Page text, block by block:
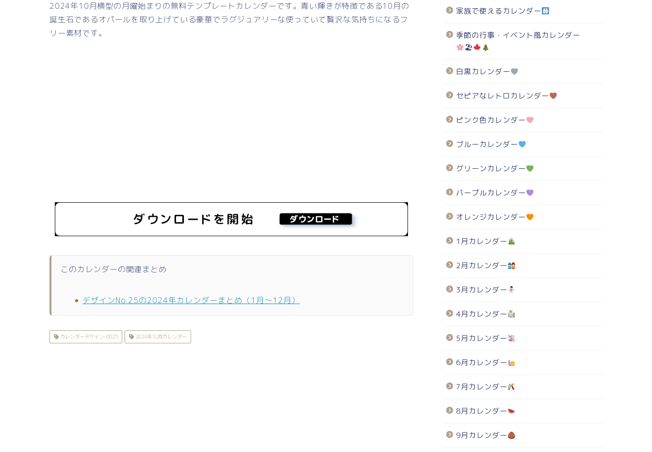
2024年10月横型の月曜始まりの無料テンプレートカレンダーです。青い輝きが特徴である10月の
誕生石であるオパールを取り上げている豪華でラグジュアリーな使っていて贅沢な気持ちになるフ
リー素材です。
このカレンダーの関連まとめ
デザインNo.25の2024年カレンダーまとめ（1月〜12月）
カレンダーデザイン-0025 2024年10月カレンダー
家族で使えるカレンダー
季節の行事・イベント風カレンダー
🏖
白黒カレンダー
セピアなレトロカレンダー
ピンク色カレンダー
ブルーカレンダー
グリーンカレンダー
パープルカレンダー
オレンジカレンダー
1月カレンダー
2月カレンダー
3月カレンダー
4月カレンダー
5月カレンダー
6月カレンダー
7月カレンダー
8月カレンダー
9月カレンダー